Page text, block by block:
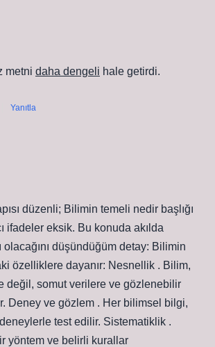
metni daha dengeli hale getirdi.
Yanıtla
düzenli; Bilimin temeli nedir başlığı
ifadeler eksik. Bu konuda akılda
olacağını düşündüğüm detay: Bilimin
özelliklere dayanır: Nesnellik . Bilim,
değil, somut verilere ve gözlenebilir
Deney ve gözlem . Her bilimsel bilgi,
test edilir. Sistematiklik .
yöntem ve belirli kurallar